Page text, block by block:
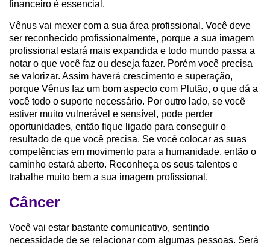
financeiro é essencial.
Vênus vai mexer com a sua área profissional. Você deve
ser reconhecido profissionalmente, porque a sua imagem
profissional estará mais expandida e todo mundo passa a
notar o que você faz ou deseja fazer. Porém você precisa
se valorizar. Assim haverá crescimento e superação,
porque Vênus faz um bom aspecto com Plutão, o que dá a
você todo o suporte necessário. Por outro lado, se você
estiver muito vulnerável e sensível, pode perder
oportunidades, então fique ligado para conseguir o
resultado de que você precisa. Se você colocar as suas
competências em movimento para a humanidade, então o
caminho estará aberto. Reconheça os seus talentos e
trabalhe muito bem a sua imagem profissional.
Câncer
Você vai estar bastante comunicativo, sentindo
necessidade de se relacionar com algumas pessoas. Será